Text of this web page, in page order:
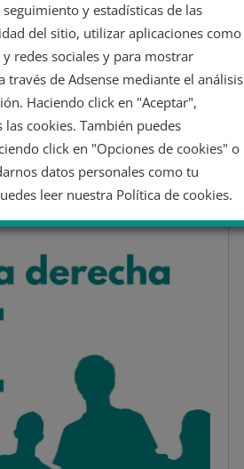
en el pasadopero que
y el uso deestrategias
sistema fue lo que propició
generales, al concurrir una
de signo contrario.
el futuro de Italia y la
Meloni para mantener su
y estadísticas de las
del sitio, utilizar aplicaciones como
redes sociales y para mostrar
través de Adsense mediante el análisis
Haciendo click en "Aceptar",
cookies. También puedes
click en "Opciones de cookies" o
datos personales como tu
leer nuestra Política de cookies.